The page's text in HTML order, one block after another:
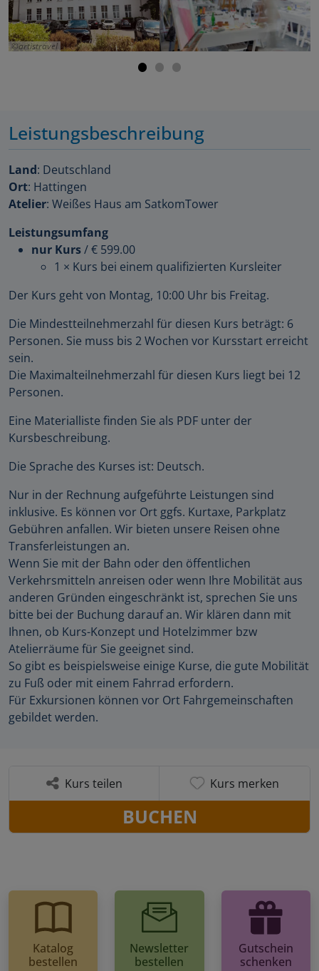
artistravel
Leistungsbeschreibung
Land: Deutschland
Ort: Hattingen
Atelier: Weißes Haus am SatkomTower
Leistungsumfang
nur Kurs/€ 599.00
1 × Kurs bei einem qualifizierten Kursleiter
Der Kurs geht von Montag, 10:00 Uhr bis Freitag.
Die Mindestteilnehmerzahl für diesen Kurs beträgt: 6
Personen. Sie muss bis 2 Wochen vor Kursstart erreicht
sein.
Die Maximalteilnehmerzahl für diesen Kurs liegt bei 12
Personen.
Eine Materialliste finden Sie als PDF unter der
Kursbeschreibung.
Die Sprache des Kurses ist: Deutsch.
Nur in der Rechnung aufgeführte Leistungen sind
inklusive. Es können vor Ort ggfs. Kurtaxe, Parkplatz
Gebühren anfallen. Wir bieten unsere Reisen ohne
Transferleistungen an.
Wenn Sie mit der Bahn oder den öffentlichen
Verkehrsmitteln anreisen oder wenn Ihre Mobilität aus
anderen Gründen eingeschränkt ist, sprechen Sie uns
bitte bei der Buchung darauf an. Wir klären dann mit
Ihnen, ob Kurs-Konzept und Hotelzimmer bzw
Atelierräume für Sie geeignet sind.
So gibt es beispielsweise einige Kurse, die gute Mobilität
zu Fuß oder mit einem Fahrrad erfordern.
Für Exkursionen können vor Ort Fahrgemeinschaften
gebildet werden.
Kurs teilen Kurs merken
BUCHEN
Katalog
bestellen
Newsletter
bestellen
Gutschein
schenken